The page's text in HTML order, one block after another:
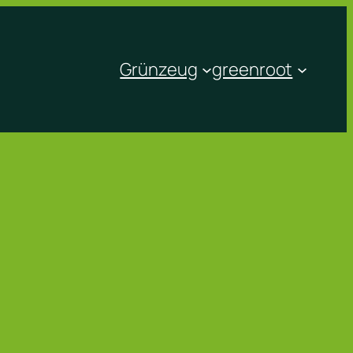
Grünzeug greenroot